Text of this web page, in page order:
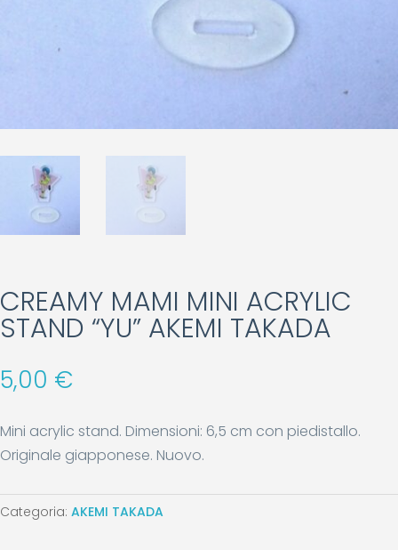
CREAMY MAMI MINI ACRYLIC
STAND “YU” AKEMI TAKADA
5,00 €
Mini acrylic stand. Dimensioni: 6,5 cm con piedistallo.
Originale giapponese. Nuovo.
Categoria: AKEMI TAKADA